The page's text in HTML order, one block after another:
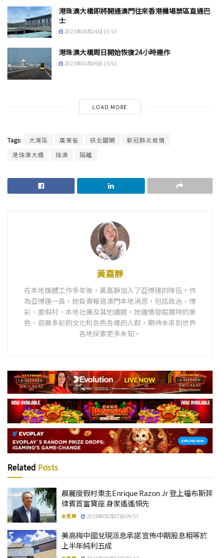
港珠澳大橋即將開通澳門往來香港機場禁區直通巴
士
2023年08月24日 15:53
港珠澳大橋周日開始恢復24小時運作
2023年01月06日 16:52
LOAD MORE
Tags: 大灣區 廣東省 拱北關閘
新冠肺炎疫情
港珠澳大橋
珠澳 隔離
黃嘉靜
在本地媒體工作多年後，黃嘉靜加入了亞博匯的隊伍。作
為亞博匯一員，她負責報道澳門本地消息，包括政治、博
彩、度假村、本地社團及其他議題。她鍾情發掘獨特的景
色、迴異多彩的文化和各色各樣的人群，期待未來到世界
各地探索更多未知。
Related Posts
晨麗度假村東主Enrique Razon Jr 登上福布斯菲
律賓首富寶座 身家遙遙領先
本思齊 2026年08月07日 09:57
美高梅中國兌現派息承諾 宣佈中期股息相等於
上半年純利五成